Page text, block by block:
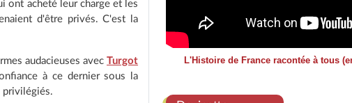
ont acheté leur charge et les
d'être privés. C'est la
audacieuses avec Turgot
à ce dernier sous la
privilégiés.
L'Histoire de France racontée à tous